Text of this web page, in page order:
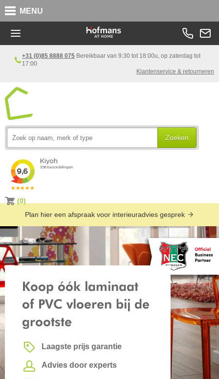
MENU
+31 (0)85 8888 075 Bereikbaar van 9:30 tot 18:00u, op zaterdag tot
17:00
Klantenservice & retourneren
Zoeken
(0)
Plan hier een afspraak voor interieuradvies gesprek
Koop óók laminaat
of PVC vloeren bij de
grootste
Laagste prijs garantie
Advies door experts